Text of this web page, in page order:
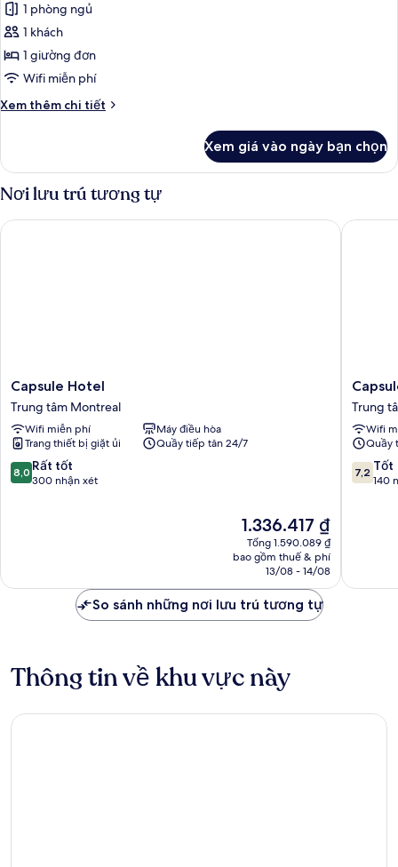
1 phòng ngủ
1 khách
1 giường đơn
Wifi miễn phí
Xem thêm chi tiết
Chi
Phòng
đơn
cơ
bản
Xem giá vào ngày bạn chọn
Nơi lưu trú tương tự
Capsule
Hotel
Trung
tâm
Montreal
Capsule Hotel
Trung tâm Montreal
Wifi miễn phí
Máy điều hòa
Trang thiết bị giặt ủi
Quầy tiếp tân 24/7
8.0
trên
8,0 Rất tốt
300 nhận xét
Giá
hiện
tại
1.336.417 ₫
1.336.417 ₫
Tổng 1.590.089 ₫
bao gồm thuế & phí
13/08 - 14/08
Capsule Hotel
Capsule
Trung
tâm
Trung
Wifi
Quầy
7.2
trên
7,2 Tốt
140
Capsule
So sánh những nơi lưu trú tương tự
Thông tin về khu vực này